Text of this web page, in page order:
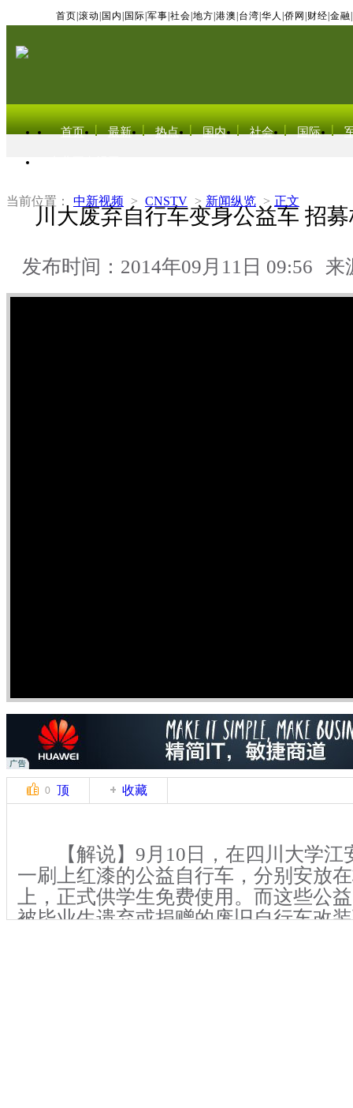
首页 滚动 国内 国际 军事 社会 地方 港澳 台湾 华人 侨网 财经 金融
首页 最新 热点 国内 社会 国际
当前位置： 中新视频 > CNSTV > 新闻纵览 > 正文
川大废弃自行车变身公益车 招
发布时间：2014年09月11日 09:56 来
0 顶 收藏
【解说】9月10日，在四川大学江
一刷上红漆的公益自行车，分别安放
上，正式供学生免费使用。而这些公
被毕业生遗弃或捐赠的废旧自行车改